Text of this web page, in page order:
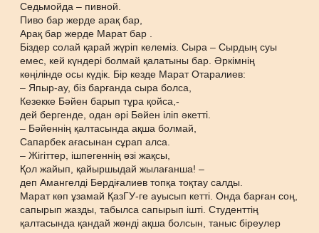
Седьмойда – пивной.
Пиво бар жерде арақ бар,
Арақ бар жерде Марат бар .
Біздер солай қарай жүріп келеміз. Сыра – Сырдың суы
емес, кей күндері болмай қалатыны бар. Әркімнің
көңілінде осы күдік. Бір кезде Марат Отаралиев:
– Япыр-ау, біз барғанда сыра болса,
Кезекке Бәйен барып тұра қойса,-
дей бергенде, одан әрі Бәйен іліп әкетті.
– Бәйеннің қалтасында ақша болмай,
Сапарбек ағасынан сұрап алса.
– Жігіттер, ішпегеннің өзі жақсы,
Қол жайып, қайыршыдай жылағанша! –
деп Амангелді Бердіғалиев топқа тоқтау салды.
Марат көп ұзамай ҚазГУ-ге ауысып кетті. Онда барған соң,
сапырып жазды, табылса сапырып ішті. Студенттің
қалтасында қандай жөнді ақша болсын, таныс біреулер